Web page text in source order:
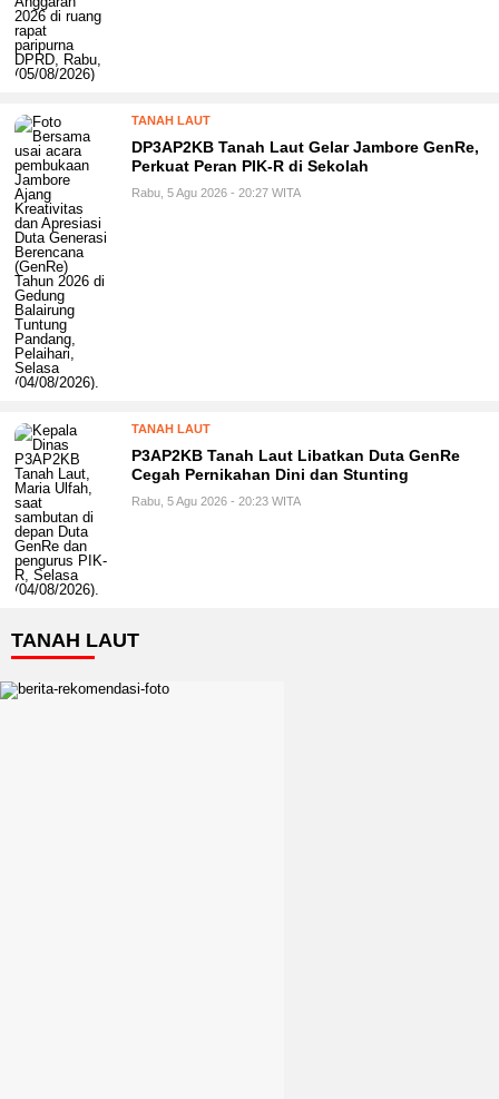
TANAH LAUT
DP3AP2KB Tanah Laut Gelar Jambore GenRe,
Perkuat Peran PIK-R di Sekolah
Rabu, 5 Agu 2026 - 20:27 WITA
TANAH LAUT
P3AP2KB Tanah Laut Libatkan Duta GenRe
Cegah Pernikahan Dini dan Stunting
Rabu, 5 Agu 2026 - 20:23 WITA
TANAH LAUT